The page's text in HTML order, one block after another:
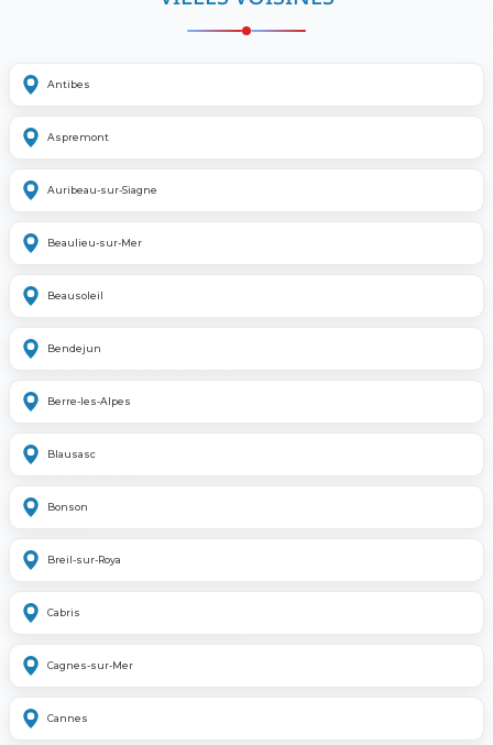
Antibes
Aspremont
Auribeau-sur-Siagne
Beaulieu-sur-Mer
Beausoleil
Bendejun
Berre-les-Alpes
Blausasc
Bonson
Breil-sur-Roya
Cabris
Cagnes-sur-Mer
Cannes